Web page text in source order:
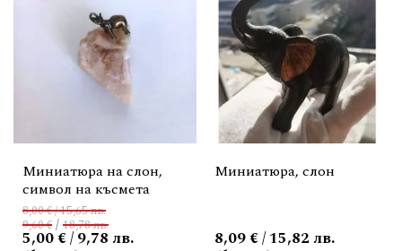
Миниатюра на слон,
символ на късмета
5,00 € / 9,78 лв.
9,60 € / 18,78 лв.
8,00 € / 15,65 лв.
Миниатюра, слон
8,09 € / 15,82 лв.